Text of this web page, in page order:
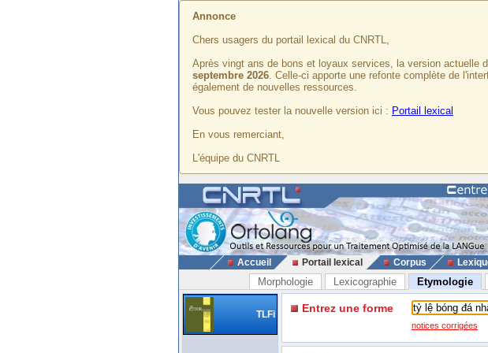
Annonce
Chers usagers du portail lexical du CNRTL,
Après vingt ans de bons et loyaux services, la version actuelle
septembre 2026. Celle-ci apporte une refonte complète de
également de nouvelles ressources.
Vous pouvez tester la nouvelle version ici : Portail lexical
En vous remerciant,
L'équipe du CNRTL
Accueil Portail lexical Corpus
Morphologie Lexicographie Etymologie
TLFi Entrez une forme
notices corrigées